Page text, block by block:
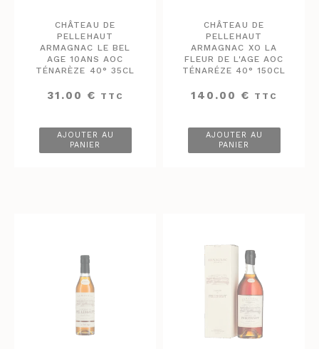
CHÂTEAU DE
PELLEHAUT
ARMAGNAC LE BEL
AGE 10ANS AOC
TÉNARÈZE 40° 35CL
31.00 € TTC
AJOUTER AU
PANIER
CHÂTEAU DE
PELLEHAUT
ARMAGNAC XO LA
FLEUR DE L'AGE AOC
TÉNARÉZE 40° 150CL
140.00 € TTC
AJOUTER AU
PANIER